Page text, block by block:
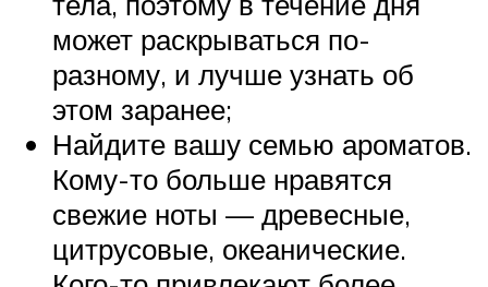
может раскрываться по-
разному, и лучше узнать об
этом заранее;
Найдите вашу семью ароматов.
Кому-то больше нравятся
свежие ноты — древесные,
цитрусовые, океанические.